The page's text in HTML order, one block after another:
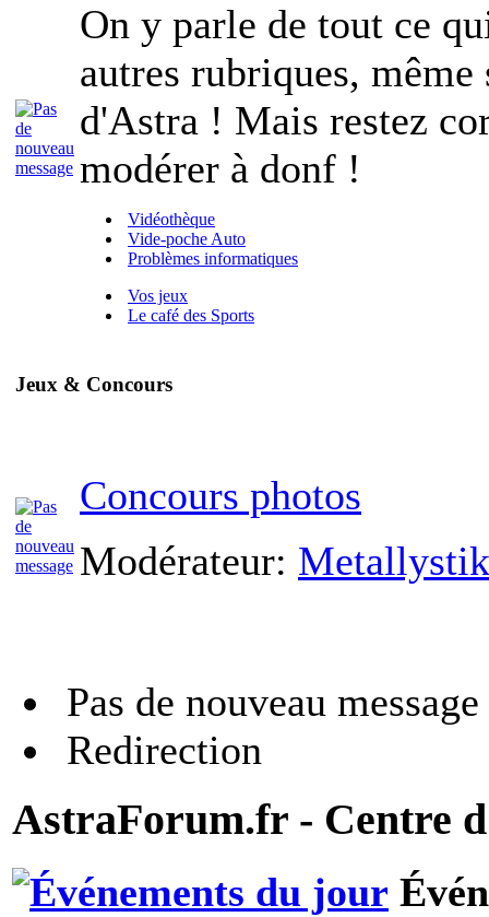
On y parle de tout ce
autres rubriques, même
d'Astra ! Mais restez
modérer à donf !
Vidéothèque
Vide-poche Auto
Problèmes informatiques
Vos jeux
Le café des Sports
Jeux & Concours
Concours photos
Modérateur:
Pas de nouveau message
Redirection
AstraForum.fr - Centre